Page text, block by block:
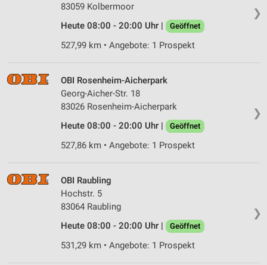
❯
83059 Kolbermoor
Heute 08:00 - 20:00 Uhr |
Geöffnet
527,99 km • Angebote: 1 Prospekt
❯
OBI Rosenheim-Aicherpark
Georg-Aicher-Str. 18
83026 Rosenheim-Aicherpark
Heute 08:00 - 20:00 Uhr |
Geöffnet
527,86 km • Angebote: 1 Prospekt
❯
OBI Raubling
Hochstr. 5
83064 Raubling
Heute 08:00 - 20:00 Uhr |
Geöffnet
531,29 km • Angebote: 1 Prospekt